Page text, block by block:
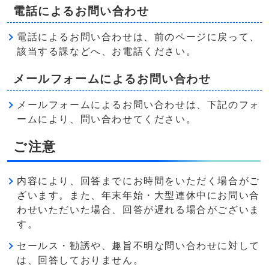
電話によるお問い合わせ
電話によるお問い合わせは、前のページに戻って、
該当する課などへ、お電話ください。
メールフォームによるお問い合わせ
メールフォームによるお問い合わせは、下記のフォ
ームにより、問い合わせてください。
ご注意
内容により、回答までにお時間をいただく場合がご
ざいます。また、年末年始・大型連休中にお問い合
わせいただいた場合、回答が遅れる場合がございま
す。
セールス・勧誘や、趣旨不明な問い合わせに対して
は、回答しておりません。